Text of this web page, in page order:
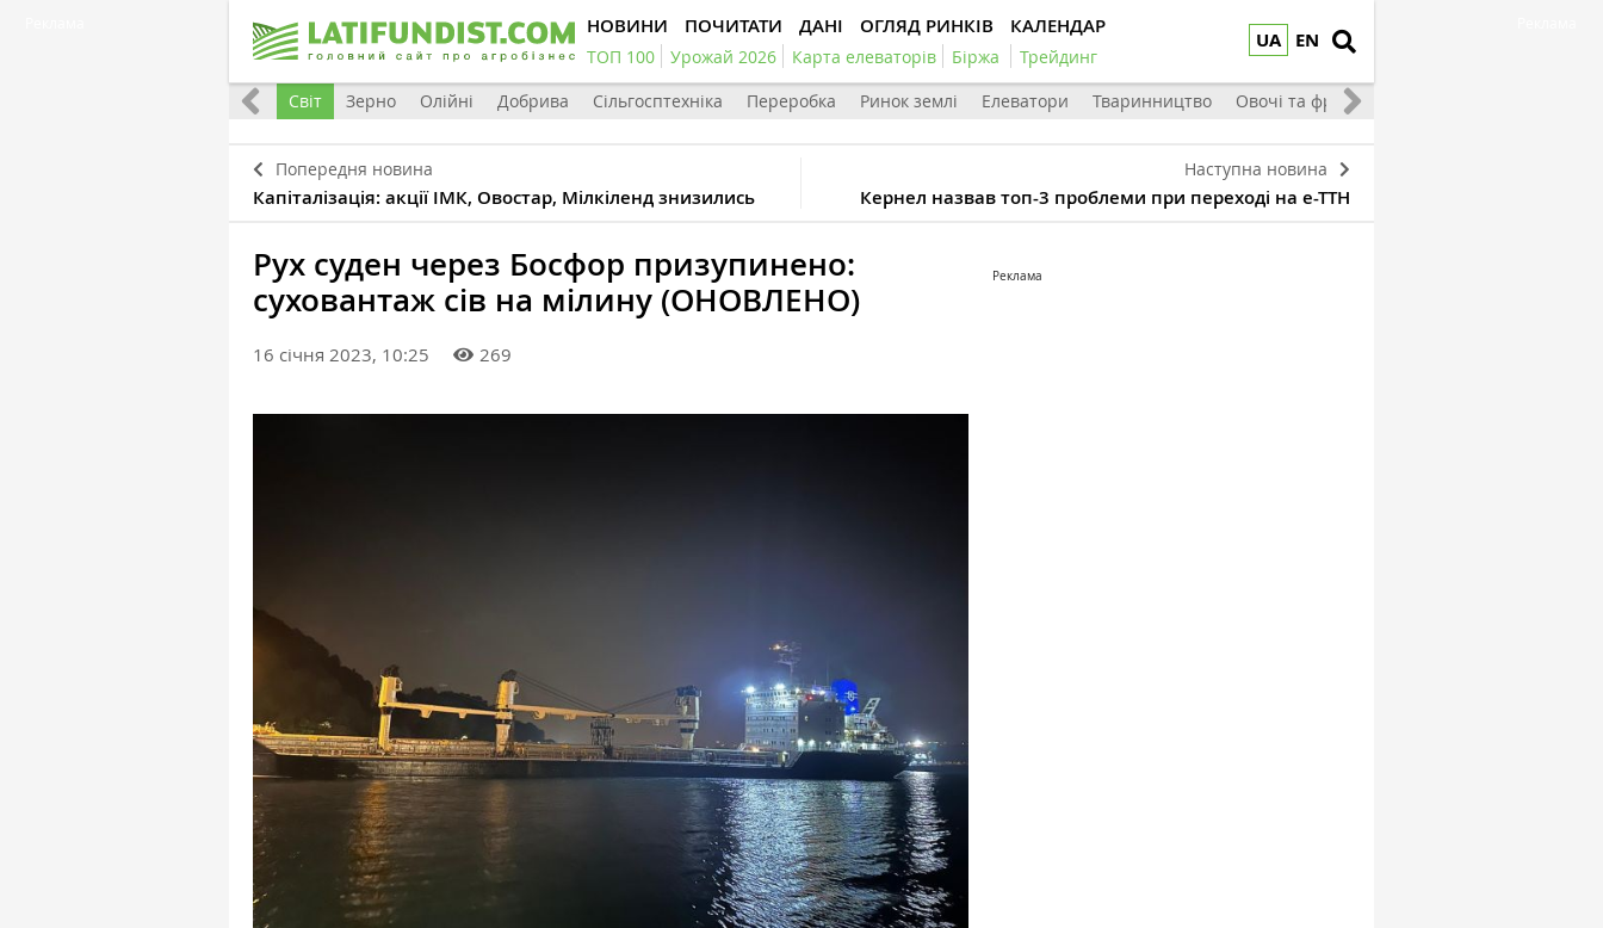
UA EN
НОВИНИ ПОЧИТАТИ ДАНІ ОГЛЯД РИНКІВ КАЛЕНДАР
ТОП 100 Урожай 2026 Карта елеваторів Біржа Трейдинг
Євроінтеграція Світ Зерно Олійні Добрива Сільгосптехніка Переробка Ринок землі Елеватори Тваринництво Овочі та фрукти
Попередня новина
Капіталізація: акції ІМК, Овостар, Мілкіленд знизились
Наступна новина
Кернел назвав топ-3 проблеми при переході на е-ТТН
Рух суден через Босфор призупинено:
суховантаж сів на мілину (ОНОВЛЕНО)
16 січня 2023, 10:25 269
Реклама